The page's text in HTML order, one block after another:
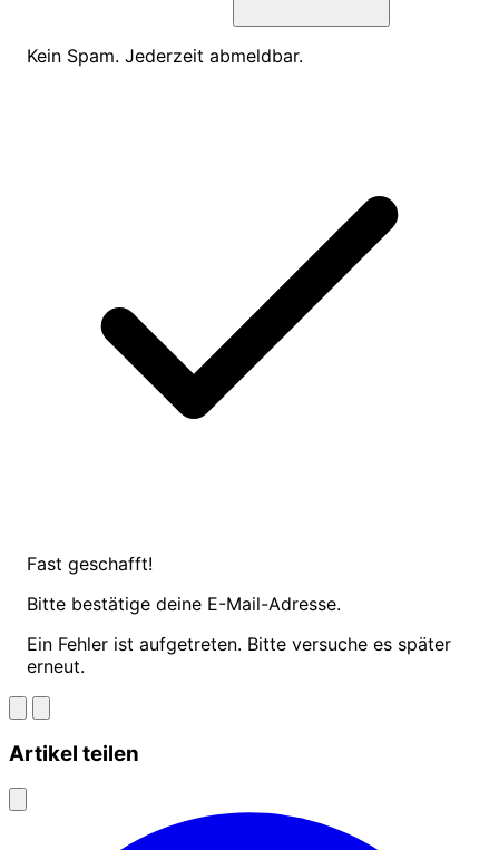
Kein Spam. Jederzeit abmeldbar.
Fast geschafft!
Bitte bestätige deine E-Mail-Adresse.
Ein Fehler ist aufgetreten. Bitte versuche es später
erneut.
Artikel teilen